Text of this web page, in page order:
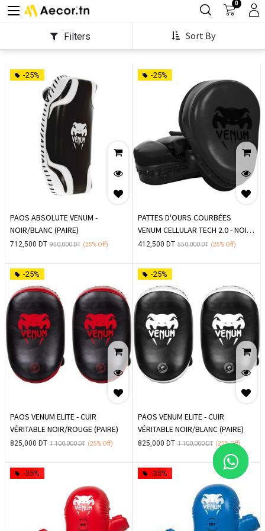
0
Filters Sort By
-25%
PAOS ABSOLUTE VENUM -
NOIR/BLANC (PAIRE)
712,500 DT 950,000DT (25%Off)
-25%
PATTES D'OURS COURBÉES
VENUM CELLULAR TECH 2.0 - NOIR
MAT (PAIRE)
412,500 DT 550,000DT (25% Off)
-25%
PAOS VENUM ELITE - CUIR
VÉRITABLE NOIR/ROUGE (PAIRE)
825,000 DT 1 100,000DT (25%Off)
-25%
PAOS VENUM ELITE - CUIR
VÉRITABLE NOIR/BLANC (PAIRE)
825,000 DT 1 100,000DT (25%Off)
-35% -35%